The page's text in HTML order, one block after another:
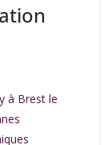
à Brest le